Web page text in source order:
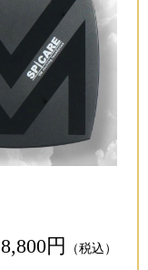
8,800円 （税込）